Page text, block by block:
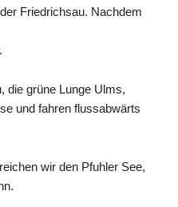
Friedrichsau. Nachdem
die grüne Lunge Ulms,
und fahren flussabwärts
wir den Pfuhler See,